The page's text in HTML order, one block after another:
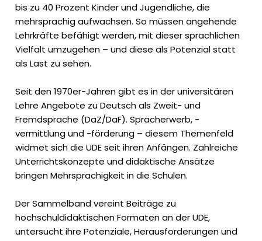
bis zu 40 Prozent Kinder und Jugendliche, die
mehrsprachig aufwachsen. So müssen angehende
Lehrkräfte befähigt werden, mit dieser sprachlichen
Vielfalt umzugehen – und diese als Potenzial statt
als Last zu sehen.
Seit den 1970er-Jahren gibt es in der universitären
Lehre Angebote zu Deutsch als Zweit- und
Fremdsprache (DaZ/DaF). Spracherwerb, -
vermittlung und -förderung – diesem Themenfeld
widmet sich die UDE seit ihren Anfängen. Zahlreiche
Unterrichtskonzepte und didaktische Ansätze
bringen Mehrsprachigkeit in die Schulen.
Der Sammelband vereint Beiträge zu
hochschuldidaktischen Formaten an der UDE,
untersucht ihre Potenziale, Herausforderungen und